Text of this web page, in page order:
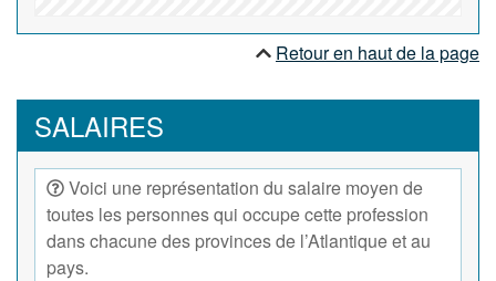
Retour en haut de la page
SALAIRES
Voici une représentation du salaire moyen de
toutes les personnes qui occupe cette profession
dans chacune des provinces de l’Atlantique et au
pays.